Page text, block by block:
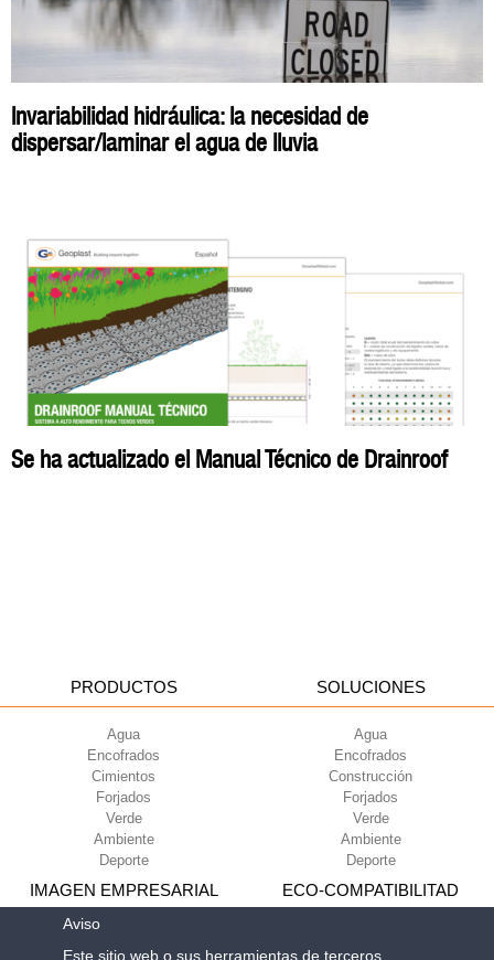
Invariabilidad hidráulica: la necesidad de
dispersar/laminar el agua de lluvia
Se ha actualizado el Manual Técnico de Drainroof
PRODUCTOS
Agua
Encofrados
Cimientos
Forjados
Verde
Ambiente
Deporte
SOLUCIONES
Agua
Encofrados
Construcción
Forjados
Verde
Ambiente
Deporte
IMAGEN EMPRESARIAL ECO-COMPATIBILITAD
Aviso
Este sitio web o sus herramientas de terceros